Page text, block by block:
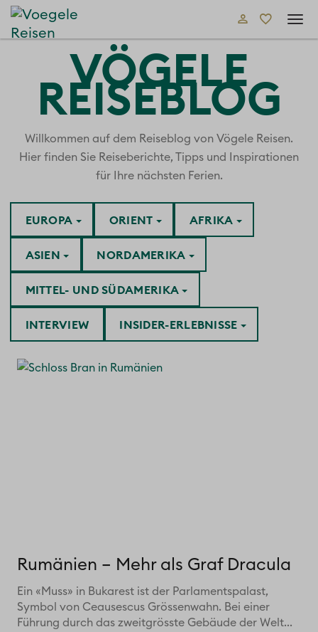
VÖGELE
REISEBLOG
Willkommen auf dem Reiseblog von Vögele Reisen.
Hier finden Sie Reiseberichte, Tipps und Inspirationen
für Ihre nächsten Ferien.
AFRIKA
ASIEN
EUROPA
INSIDER-ERLEBNISSE
INTERVIEW
MITTEL- UND SÜDAMERIKA
NORDAMERIKA
ORIENT
Rumänien – Mehr als Graf Dracula
Ein «Muss» in Bukarest ist der Parlamentspalast,
Symbol von Ceausescus Grössenwahn. Bei einer
Führung durch das zweitgrösste Gebäude der Welt...